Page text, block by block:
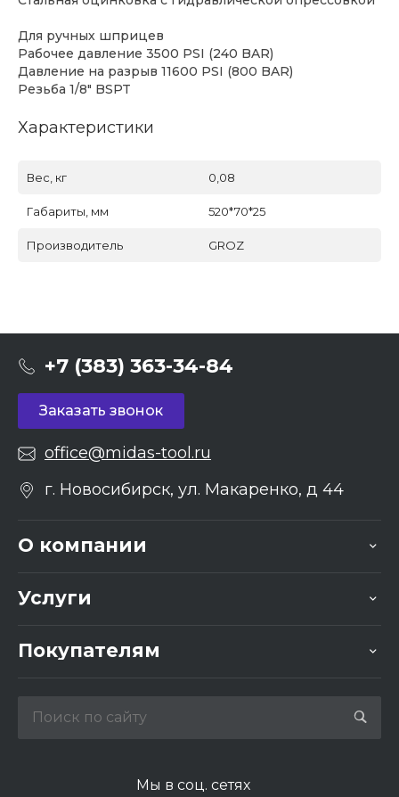
Для ручных шприцев
Рабочее давление 3500 PSI (240 BAR)
Давление на разрыв 11600 PSI (800 BAR)
Резьба 1/8" BSPT
Характеристики
Вес, кг 0,08
Габариты, мм 520*70*25
Производитель GROZ
+7 (383) 363-34-84
Заказать звонок
office@midas-tool.ru
г. Новосибирск, ул. Макаренко, д 44
О компании
Услуги
Покупателям
Мы в соц. сетях